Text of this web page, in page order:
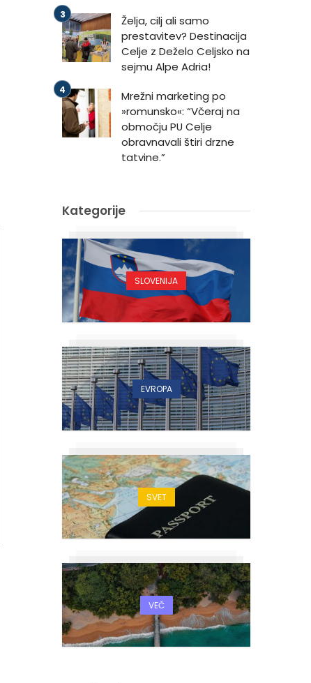
Želja, cilj ali samo
prestavitev? Destinacija
Celje z Deželo Celjsko na
sejmu Alpe Adria!
Mrežni marketing po
»romunsko«: “Včeraj na
območju PU Celje
obravnavali štiri drzne
tatvine.”
Kategorije
SLOVENIJA
EVROPA
SVET
VEČ